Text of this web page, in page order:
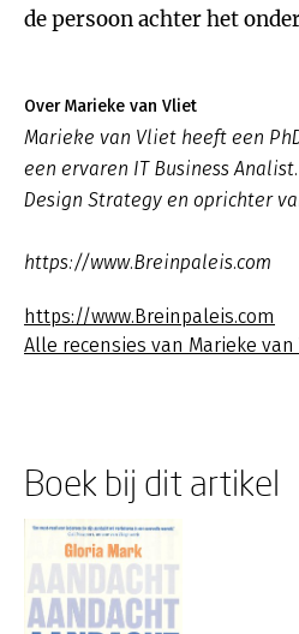
de persoon achter het
Over Marieke van Vliet
Marieke van Vliet heeft een
een ervaren IT Business
Design Strategy en oprichter
https://www.Breinpaleis.com
https://www.Breinpaleis.com
Alle recensies van Marieke
Boek bij dit artikel